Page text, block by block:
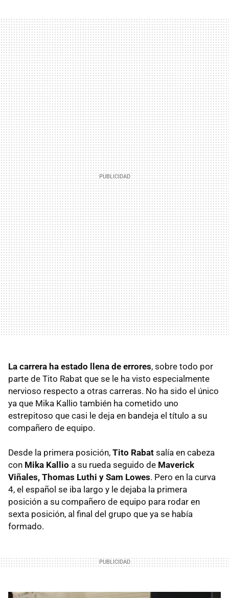
La carrera ha estado llena de errores, sobre todo por
parte de Tito Rabat que se le ha visto especialmente
nervioso respecto a otras carreras. No ha sido el único
ya que Mika Kallio también ha cometido uno
estrepitoso que casi le deja en bandeja el título a su
compañero de equipo.
Desde la primera posición, Tito Rabat salía en cabeza
con Mika Kallio a su rueda seguido de Maverick
Viñales, Thomas Luthi y Sam Lowes. Pero en la curva
4, el español se iba largo y le dejaba la primera
posición a su compañero de equipo para rodar en
sexta posición, al final del grupo que ya se había
formado.